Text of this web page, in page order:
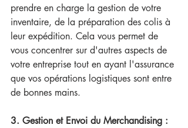
prendre en charge la gestion de votre
inventaire, de la préparation des colis à
leur expédition. Cela vous permet de
vous concentrer sur d'autres aspects de
votre entreprise tout en ayant l'assurance
que vos opérations logistiques sont entre
de bonnes mains.
3. Gestion et Envoi du Merchandising :